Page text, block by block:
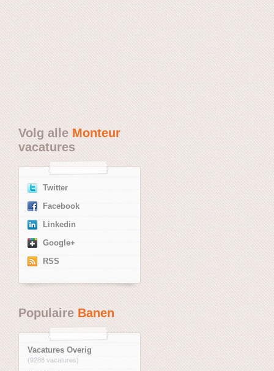
Volg alleMonteur
vacatures
Twitter
Facebook
Linkedin
Google+
RSS
PopulaireBanen
Vacatures Overig
(9288 vacatures)